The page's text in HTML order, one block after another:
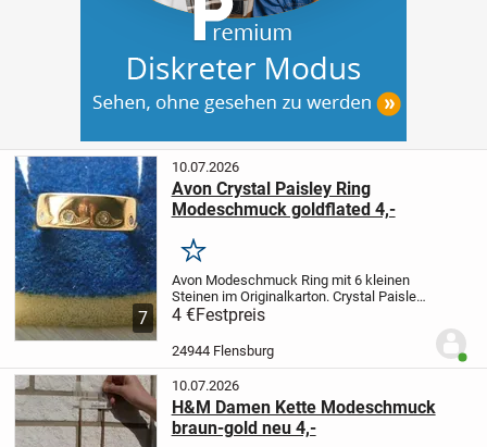
7
10.07.2026
Avon Crystal Paisley Ring
Modeschmuck goldflated 4,-
Merken
Avon Modeschmuck Ring mit 6 kleinen
Steinen im Originalkarton. Crystal Paisley
Ring, Innen-Durchmesser ca. 19 mm,
goldflated, mit ein paar
Lagerspuren/etwas angelaufen-
deswegen nur 4,-
4 €Festpreis
24944 Flensburg
10.07.2026
H&M Damen Kette Modeschmuck
braun-gold neu 4,-